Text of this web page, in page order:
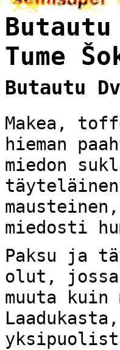
Tume
Butautu
Makea,
hieman
miedon
miedosti
Paksu ja
olut,
muuta